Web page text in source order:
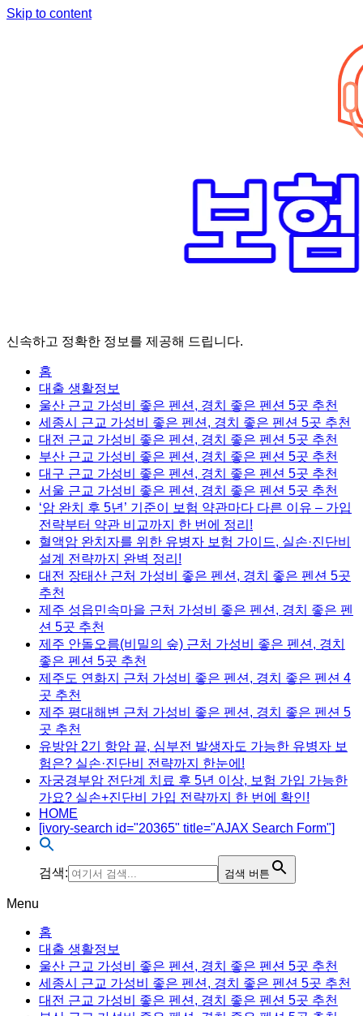
Skip to content
신속하고 정확한 정보를 제공해 드립니다.
홈
대출 생활정보
울산 근교 가성비 좋은 펜션, 경치 좋은 펜션 5곳 추천
세종시 근교 가성비 좋은 펜션, 경치 좋은 펜션 5곳 추천
대전 근교 가성비 좋은 펜션, 경치 좋은 펜션 5곳 추천
부산 근교 가성비 좋은 펜션, 경치 좋은 펜션 5곳 추천
대구 근교 가성비 좋은 펜션, 경치 좋은 펜션 5곳 추천
서울 근교 가성비 좋은 펜션, 경치 좋은 펜션 5곳 추천
‘암 완치 후 5년’ 기준이 보험 약관마다 다른 이유 – 가입
전략부터 약관 비교까지 한 번에 정리!
혈액암 완치자를 위한 유병자 보험 가이드, 실손·진단비
설계 전략까지 완벽 정리!
대전 장태산 근처 가성비 좋은 펜션, 경치 좋은 펜션 5곳
추천
제주 성읍민속마을 근처 가성비 좋은 펜션, 경치 좋은 펜
션 5곳 추천
제주 안돌오름(비밀의 숲) 근처 가성비 좋은 펜션, 경치
좋은 펜션 5곳 추천
제주도 연화지 근처 가성비 좋은 펜션, 경치 좋은 펜션 4
곳 추천
제주 평대해변 근처 가성비 좋은 펜션, 경치 좋은 펜션 5
곳 추천
유방암 2기 항암 끝, 심부전 발생자도 가능한 유병자 보
험은? 실손·진단비 전략까지 한눈에!
자궁경부암 전단계 치료 후 5년 이상, 보험 가입 가능한
가요? 실손+진단비 가입 전략까지 한 번에 확인!
HOME
[ivory-search id="20365" title="AJAX Search Form"]
검색: 검색 버튼
Menu
홈
대출 생활정보
울산 근교 가성비 좋은 펜션, 경치 좋은 펜션 5곳 추천
세종시 근교 가성비 좋은 펜션, 경치 좋은 펜션 5곳 추천
대전 근교 가성비 좋은 펜션, 경치 좋은 펜션 5곳 추천